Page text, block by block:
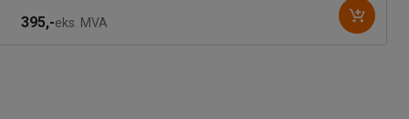
395,-eks. MVA